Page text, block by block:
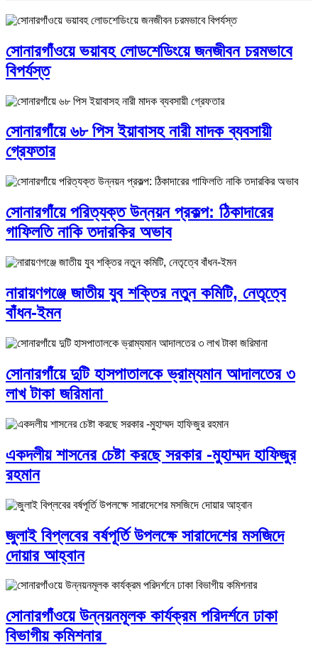
সোনারগাঁওয়ে ভয়াবহ লোডশেডিংয়ে জনজীবন চরমভাবে
বিপর্যস্ত
সোনারগাঁয়ে ৬৮ পিস ইয়াবাসহ নারী মাদক ব্যবসায়ী
গ্রেফতার
সোনারগাঁয়ে পরিত্যক্ত উন্নয়ন প্রকল্প: ঠিকাদারের
গাফিলতি নাকি তদারকির অভাব
নারায়ণগঞ্জে জাতীয় যুব শক্তির নতুন কমিটি, নেতৃত্বে
বাঁধন-ইমন
সোনারগাঁয়ে দুটি হাসপাতালকে ভ্রাম্যমান আদালতের ৩
লাখ টাকা জরিমানা
একদলীয় শাসনের চেষ্টা করছে সরকার -মুহাম্মদ হাফিজুর
রহমান
জুলাই বিপ্লবের বর্ষপূর্তি উপলক্ষে সারাদেশের মসজিদে
দোয়ার আহ্বান
সোনারগাঁওয়ে উন্নয়নমূলক কার্যক্রম পরিদর্শনে ঢাকা
বিভাগীয় কমিশনার